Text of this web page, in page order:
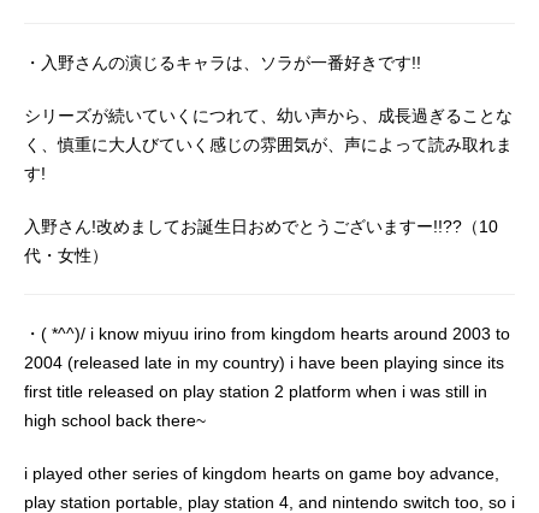
・入野さんの演じるキャラは、ソラが一番好きです!!
シリーズが続いていくにつれて、幼い声から、成長過ぎることな
く、慎重に大人びていく感じの雰囲気が、声によって読み取れま
す!
入野さん!改めましてお誕生日おめでとうございますー!!??（10
代・女性）
・( *^^)/ i know miyuu irino from kingdom hearts around 2003 to
2004 (released late in my country) i have been playing since its
first title released on play station 2 platform when i was still in
high school back there~
i played other series of kingdom hearts on game boy advance,
play station portable, play station 4, and nintendo switch too, so i